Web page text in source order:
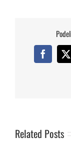
X
Related Posts
Ambasadorom